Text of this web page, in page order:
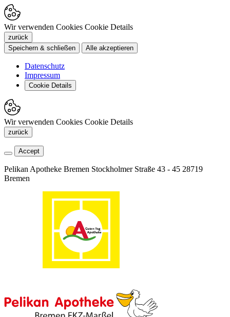
Wir verwenden Cookies Cookie Details
zurück
Speichern & schließen
Alle akzeptieren
Datenschutz
Impressum
Cookie Details
Wir verwenden Cookies Cookie Details
zurück
Accept
Pelikan Apotheke Bremen Stockholmer Straße 43 - 45 28719
Bremen